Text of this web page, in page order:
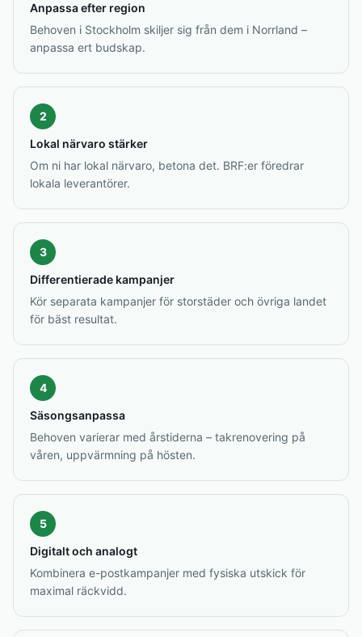
Anpassa efter region
Behoven i Stockholm skiljer sig från dem i Norrland –
anpassa ert budskap.
2
Lokal närvaro stärker
Om ni har lokal närvaro, betona det. BRF:er föredrar
lokala leverantörer.
3
Differentierade kampanjer
Kör separata kampanjer för storstäder och övriga landet
för bäst resultat.
4
Säsongsanpassa
Behoven varierar med årstiderna – takrenovering på
våren, uppvärmning på hösten.
5
Digitalt och analogt
Kombinera e-postkampanjer med fysiska utskick för
maximal räckvidd.